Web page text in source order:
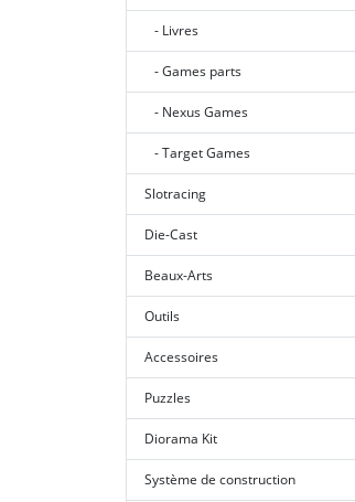
- Livres
- Games parts
- Nexus Games
- Target Games
Slotracing
Die-Cast
Beaux-Arts
Outils
Accessoires
Puzzles
Diorama Kit
Système de construction